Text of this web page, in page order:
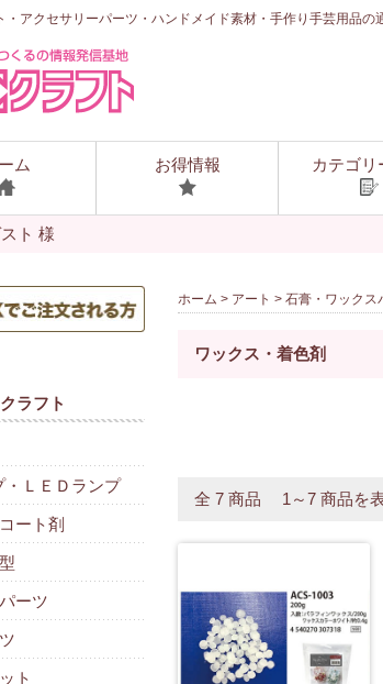
・アクセサリーパーツ・ハンドメイド素材・手作り手芸用品の
ム お得情報 カテゴリ
ト 様
ホーム > アート > 石膏・ワックス
ワックス・着色剤
全 7 商品 1～7 商品を
ラフト
・ＬＥＤランプ
ート剤
ーツ
ト